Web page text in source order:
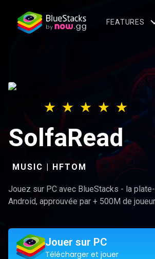
FEATURES
SolfaRead
MUSIC | HFTOM
Jouez sur PC avec BlueStacks - la
Android, approuvée par + 500M de
Jouer sur PC
Télécharger et jouer